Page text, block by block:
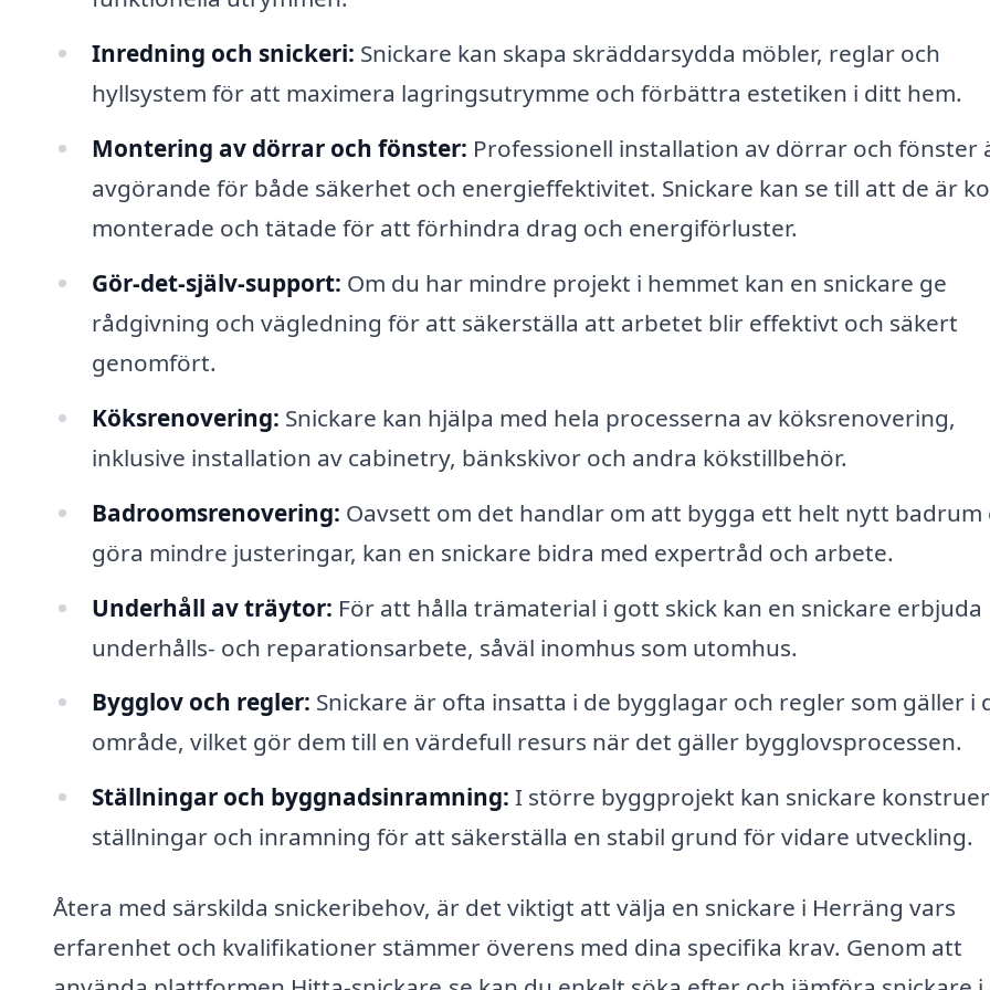
Inredning och snickeri: Snickare kan skapa skräddarsydda möbler, reglar och
hyllsystem för att maximera lagringsutrymme och förbättra estetiken i ditt hem.
Montering av dörrar och fönster: Professionell installation av dörrar och fönster
avgörande för både säkerhet och energieffektivitet. Snickare kan se till att de är
monterade och tätade för att förhindra drag och energiförluster.
Gör-det-själv-support: Om du har mindre projekt i hemmet kan en snickare ge
rådgivning och vägledning för att säkerställa att arbetet blir effektivt och säkert
genomfört.
Köksrenovering: Snickare kan hjälpa med hela processerna av köksrenovering,
inklusive installation av cabinetry, bänkskivor och andra kökstillbehör.
Badroomsrenovering: Oavsett om det handlar om att bygga ett helt nytt badrum
göra mindre justeringar, kan en snickare bidra med expertråd och arbete.
Underhåll av träytor: För att hålla trämaterial i gott skick kan en snickare erbjuda
underhålls- och reparationsarbete, såväl inomhus som utomhus.
Bygglov och regler: Snickare är ofta insatta i de bygglagar och regler som gäller i
område, vilket gör dem till en värdefull resurs när det gäller bygglovsprocessen.
Ställningar och byggnadsinramning: I större byggprojekt kan snickare
ställningar och inramning för att säkerställa en stabil grund för vidare utveckling.
Återa med särskilda snickeribehov, är det viktigt att välja en snickare i Herräng vars
erfarenhet och kvalifikationer stämmer överens med dina specifika krav. Genom att